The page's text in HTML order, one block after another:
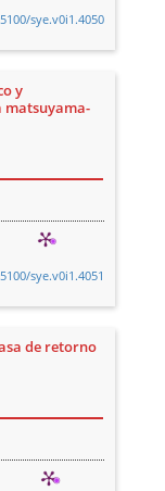
sye.v0i1.4050
y
matsuyama-
sye.v0i1.4051
de retorno